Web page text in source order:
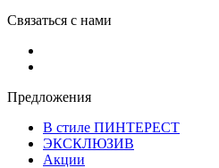
Связаться с нами
Предложения
В стиле ПИНТЕРЕСТ
ЭКСКЛЮЗИВ
Акции